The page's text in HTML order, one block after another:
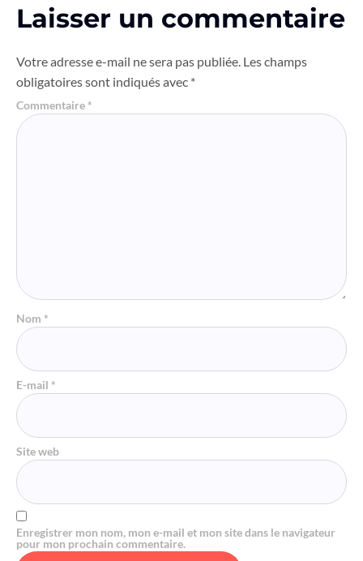
Laisser un commentaire
Votre adresse e-mail ne sera pas publiée. Les champs
obligatoires sont indiqués avec *
Commentaire *
Nom *
E-mail *
Site web
Enregistrer mon nom, mon e-mail et mon site dans le navigateur
pour mon prochain commentaire.